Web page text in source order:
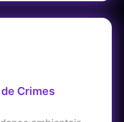
Crimes